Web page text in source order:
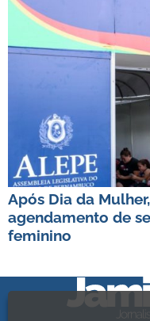
Após Dia da
agendamento de
feminino